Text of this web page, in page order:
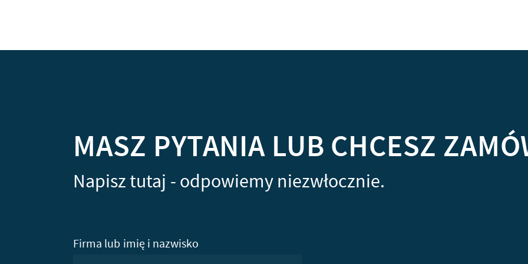
MASZ PYTANIA LUB CHCESZ
Napisz tutaj - odpowiemy niezwłocznie.
Firma lub imię i nazwisko